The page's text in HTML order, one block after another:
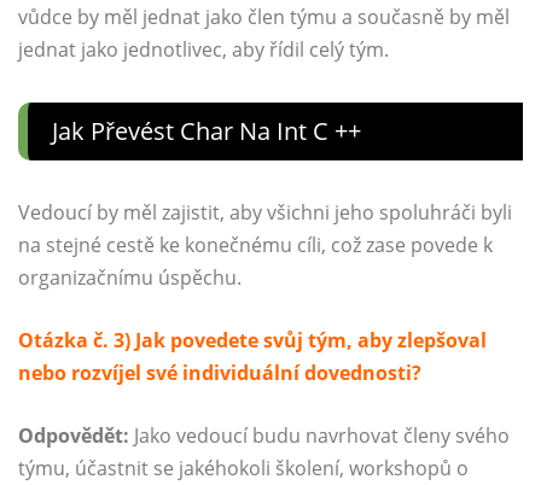
vůdce by měl jednat jako člen týmu a současně by měl
jednat jako jednotlivec, aby řídil celý tým.
Jak Převést Char Na Int C ++
Vedoucí by měl zajistit, aby všichni jeho spoluhráči byli
na stejné cestě ke konečnému cíli, což zase povede k
organizačnímu úspěchu.
Otázka č. 3) Jak povedete svůj tým, aby zlepšoval
nebo rozvíjel své individuální dovednosti?
Odpovědět: Jako vedoucí budu navrhovat členy svého
týmu, účastnit se jakéhokoli školení, workshopů o